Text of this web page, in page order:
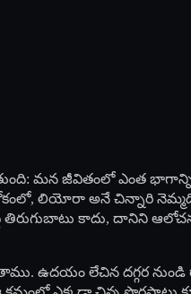
మన జీవితంలో ఎంత
లియోరా అనే చిన్నారి
తిరుగుబాటు కాదు, దానిని
లేచిన దగ్గర నుండి